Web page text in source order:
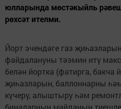
юлларында мөстәкыйль
рөхсәт ителми.
Йорт эчендәге газ
файдалануны тәэмин итү
белән йортка (фатирга, бакча
җиһазларын, баллоннарны
күчерү, алыштыру һәм